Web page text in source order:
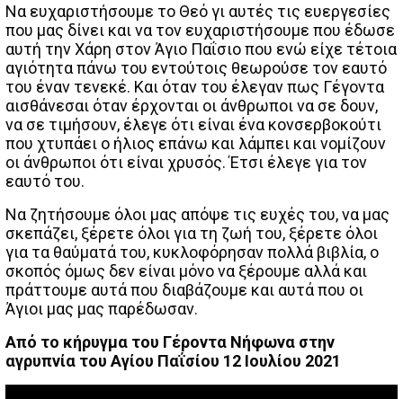
Να ευχαριστήσουμε το Θεό γι αυτές τις ευεργεσίες
που μας δίνει και να τον ευχαριστήσουμε που έδωσε
αυτή την Χάρη στον Άγιο Παΐσιο που ενώ είχε τέτοια
αγιότητα πάνω του εντούτοις θεωρούσε τον εαυτό
του έναν τενεκέ. Και όταν του έλεγαν πως Γέγοντα
αισθάνεσαι όταν έρχονται οι άνθρωποι να σε δουν,
να σε τιμήσουν, έλεγε ότι είναι ένα κονσερβοκούτι
που χτυπάει ο ήλιος επάνω και λάμπει και νομίζουν
οι άνθρωποι ότι είναι χρυσός. Έτσι έλεγε για τον
εαυτό του.
Να ζητήσουμε όλοι μας απόψε τις ευχές του, να μας
σκεπάζει, ξέρετε όλοι για τη ζωή του, ξέρετε όλοι
για τα θαύματά του, κυκλοφόρησαν πολλά βιβλία, ο
σκοπός όμως δεν είναι μόνο να ξέρουμε αλλά και
πράττουμε αυτά που διαβάζουμε και αυτά που οι
Άγιοι μας μας παρέδωσαν.
Από το κήρυγμα του Γέροντα Νήφωνα στην
αγρυπνία του Αγίου Παΐσίου 12 Ιουλίου 2021